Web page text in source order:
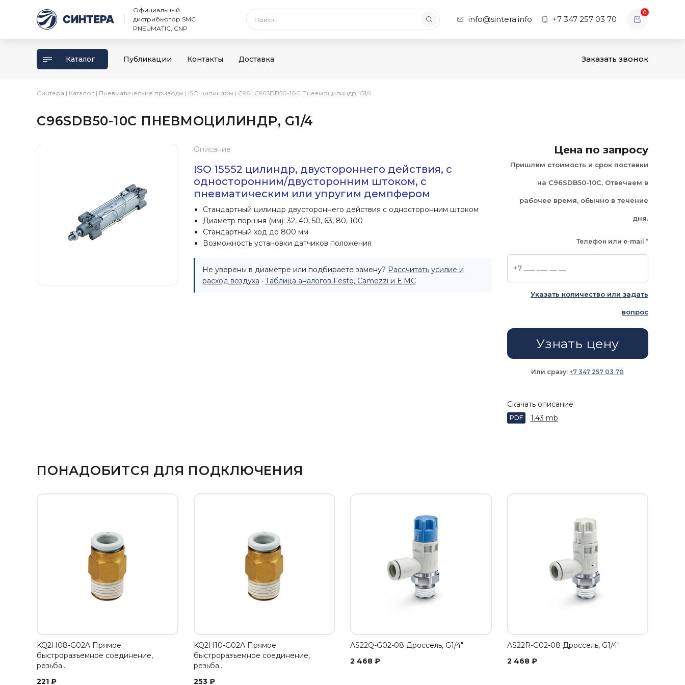
Официальный
дистрибьютор SMC
PNEUMATIC, CNP
info@sintera.info +7 347 257 03 70
0
Каталог Публикации Контакты Доставка Заказать звонок
Синтера | Каталог | Пневматические приводы | ISO цилиндры | C96 | C96SDB50-10C Пневмоцилиндр, G1/4
C96SDB50-10C ПНЕВМОЦИЛИНДР, G1/4
Описание
ISO 15552 цилиндр, двустороннего действия, с
односторонним/двусторонним штоком, с
пневматическим или упругим демпфером
Стандартный цилиндр двустороннего действия с односторонним штоком
Диаметр поршня (мм): 32, 40, 50, 63, 80, 100
Стандартный ход до 800 мм
Возможность установки датчиков положения
Не уверены в диаметре или подбираете замену? Рассчитать усилие и
расход воздуха · Таблица аналогов Festo, Camozzi и E.MC
Цена по запросу
Пришлём стоимость и срок поставки
на C96SDB50-10C. Отвечаем в
рабочее время, обычно в течение
дня.
Телефон или e-mail *
Указать количество или задать
вопрос
Узнать цену
Или сразу: +7 347 257 03 70
Скачать описание
PDF 1.43 mb
ПОНАДОБИТСЯ ДЛЯ ПОДКЛЮЧЕНИЯ
KQ2H08-G02A Прямое
быстроразъемное соединение,
резьба…
221 ₽
KQ2H10-G02A Прямое
быстроразъемное соединение,
резьба…
253 ₽
AS22Q-G02-08 Дроссель, G1/4"
2 468 ₽
AS22R-G02-08 Дроссель, G1/4"
2 468 ₽